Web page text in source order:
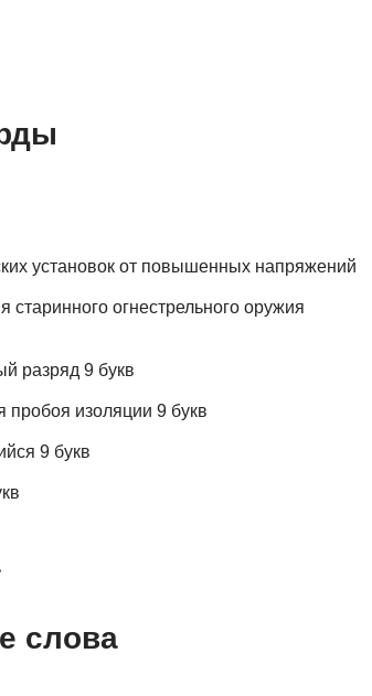
установок от повышенных напряжений
огнестрельного оружия
разряд 9 букв
пробоя изоляции 9 букв
9 букв
слова